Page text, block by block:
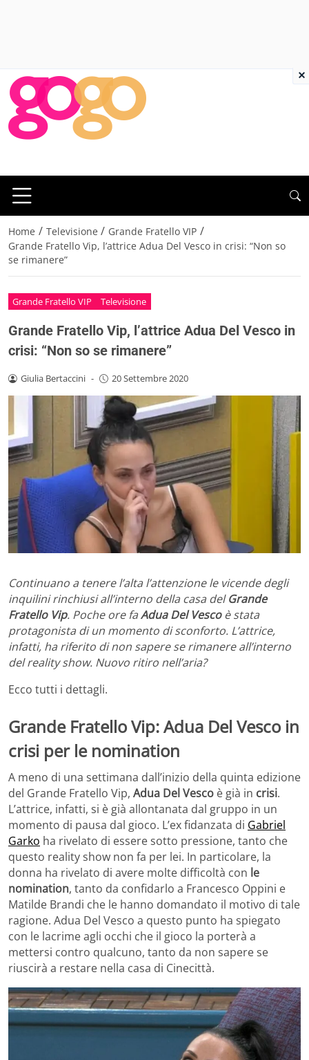
Home / Televisione / Grande Fratello VIP /
Grande Fratello Vip, l’attrice Adua Del Vesco in crisi: “Non so
se rimanere”
Grande Fratello VIP Televisione
Grande Fratello Vip, l’attrice Adua Del Vesco in
crisi: “Non so se rimanere”
Giulia Bertaccini - 20 Settembre 2020
Continuano a tenere l’alta l’attenzione le vicende degli
inquilini rinchiusi all’interno della casa delGrande
Fratello Vip. Poche ore faAdua Del Vescoè stata
protagonista di un momento di sconforto. L’attrice,
infatti, ha riferito di non sapere se rimanere all’interno
del reality show. Nuovo ritiro nell’aria?
Ecco tutti i dettagli.
Grande Fratello Vip: Adua Del Vesco in
crisi per le nomination
A meno di una settimana dall’inizio della quinta edizione
del Grande Fratello Vip, Adua Del Vesco è già in crisi.
L’attrice, infatti, si è già allontanata dal gruppo in un
momento di pausa dal gioco. L’ex fidanzata di Gabriel
Garko ha rivelato di essere sotto pressione, tanto che
questo reality show non fa per lei. In particolare, la
donna ha rivelato di avere molte difficoltà con le
nomination, tanto da confidarlo a Francesco Oppini e
Matilde Brandi che le hanno domandato il motivo di tale
ragione. Adua Del Vesco a questo punto ha spiegato
con le lacrime agli occhi che il gioco la porterà a
mettersi contro qualcuno, tanto da non sapere se
riuscirà a restare nella casa di Cinecittà.
×